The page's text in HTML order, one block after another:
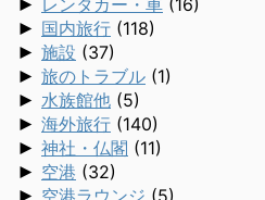
► レンタカー・車 (16)
► 国内旅行 (118)
► 施設 (37)
► 旅のトラブル (1)
► 水族館他 (5)
► 海外旅行 (140)
► 神社・仏閣 (11)
► 空港 (32)
► 空港ラウンジ (5)